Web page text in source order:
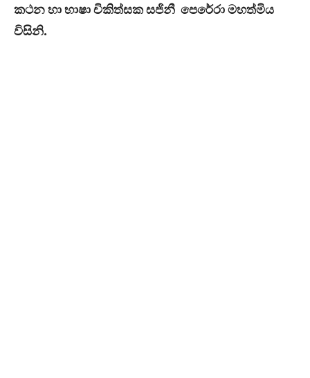
කථන හා භාෂා චිකිත්සක සජිනී පෙරේරා මහත්මිය
විසිනි.